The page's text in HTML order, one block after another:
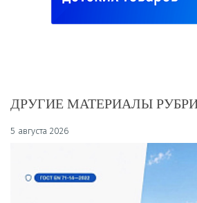
ДРУГИЕ МАТЕРИАЛЫ
5 августа 2026